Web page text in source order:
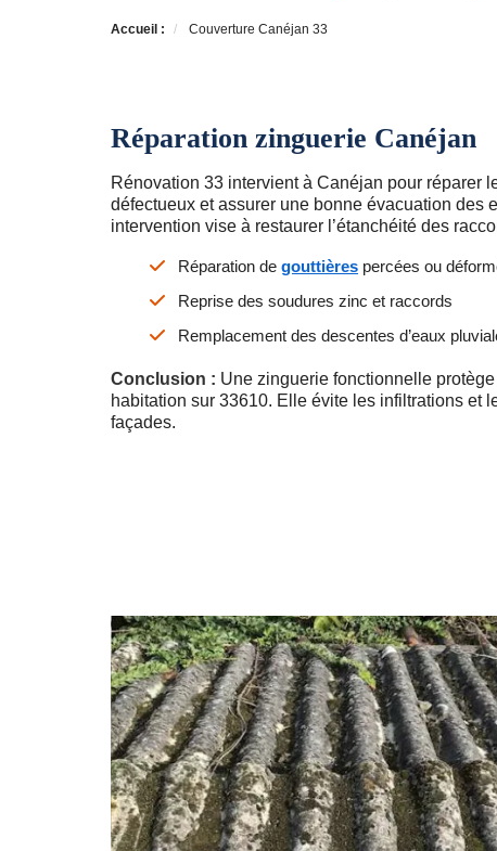
Accueil : Couverture Canéjan 33
Réparation zinguerie Canéjan
Rénovation 33 intervient à Canéjan pour réparer
défectueux et assurer une bonne évacuation des
intervention vise à restaurer l’étanchéité des
Réparation de gouttières percées ou
Reprise des soudures zinc et raccords
Remplacement des descentes d’eaux
Conclusion : Une zinguerie fonctionnelle
habitation sur 33610. Elle évite les infiltrations et
façades.